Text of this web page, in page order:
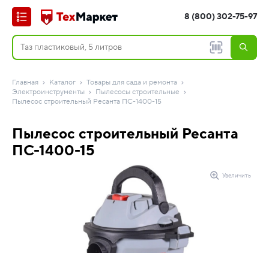
8 (800) 302-75-97
Главная Каталог
Товары для сада и ремонта
Электроинструменты
Пылесосы строительные
Пылесос строительный Ресанта ПС-1400-15
Пылесос строительный Ресанта
ПС-1400-15
Увеличить